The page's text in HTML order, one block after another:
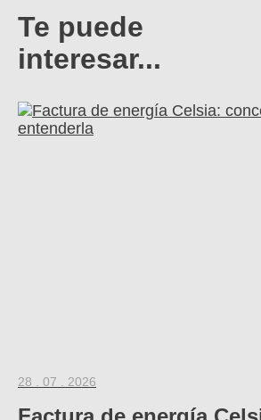
Te puede
interesar...
28 . 07 . 2026